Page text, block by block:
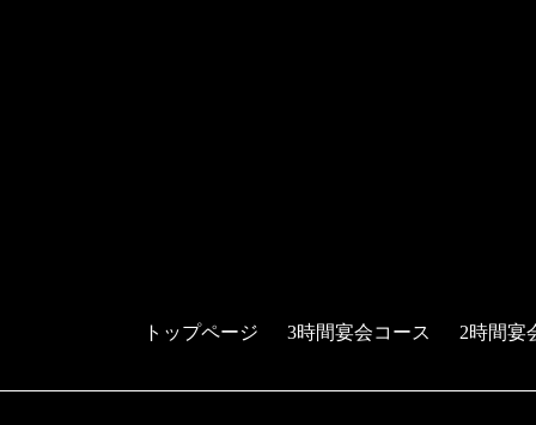
トップページ 3時間宴会コース 2時間宴